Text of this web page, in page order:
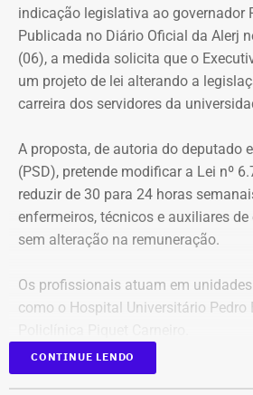
indicação legislativa ao governador
Publicada no Diário Oficial da Alerj
(06), a medida solicita que o
um projeto de lei alterando a
carreira dos servidores da
A proposta, de autoria do deputado
(PSD), pretende modificar a Lei nº
reduzir de 30 para 24 horas
enfermeiros, técnicos e auxiliares
sem alteração na remuneração.
Os profissionais atuam em
como o Hospital Universitário Pedro
Segundo Luiz Paulo, “a iniciativa
CONTINUE LENDO